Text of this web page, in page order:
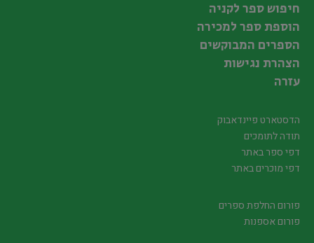
חיפוש ספר לקניה
הוספת ספר למכירה
הספרים המבוקשים
הצהרת נגישות
עזרה
הדסטארט פיינדאבוק
תודה לתומכים
דפי ספר באתר
דפי מוכרים באתר
פורום החלפת ספרים
פורום אספנות